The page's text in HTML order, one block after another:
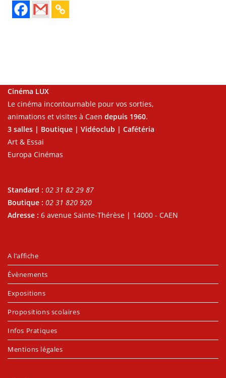
Cinéma LUX
Le cinéma incontournable pour vos sorties,
animations et visites à Caen depuis 1960.
3 salles | Boutique | Vidéoclub | Cafétéria
Art & Essai
Europa Cinémas
Standard : 02 31 82 29 87
Boutique : 02 31 820 920
Adresse : 6 avenue Sainte-Thérèse | 14000 - CAEN
A l’affiche
Évènements
Expositions
Propositions scolaires
Infos Pratiques
Mentions légales